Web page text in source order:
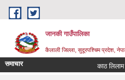
Skip to main content
जानकी गाउँपालिका
कैलाली जिल्ला, सुदूरपश्चिम प्रदेश,
समाचार काठ लिलाम